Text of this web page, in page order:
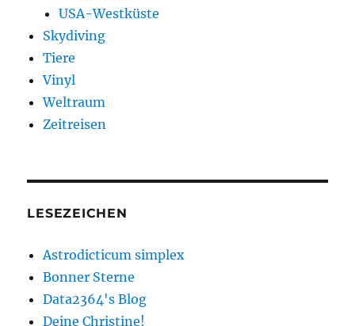
USA-Westküste
Skydiving
Tiere
Vinyl
Weltraum
Zeitreisen
LESEZEICHEN
Astrodicticum simplex
Bonner Sterne
Data2364's Blog
Deine Christine!